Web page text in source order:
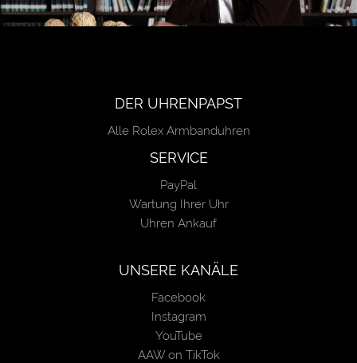
DER UHRENPAPST
Alle Rolex Armbanduhren
SERVICE
PayPal
Wartung Ihrer Uhr
Uhren Ankauf
UNSERE KANÄLE
Facebook
Instagram
YouTube
AAW on TikTok